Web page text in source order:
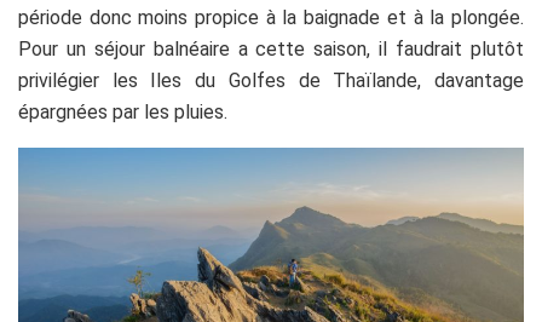
période donc moins propice à la baignade et à la plongée.
Pour un séjour balnéaire a cette saison, il faudrait plutôt
privilégier les Iles du Golfes de Thaïlande, davantage
épargnées par les pluies.